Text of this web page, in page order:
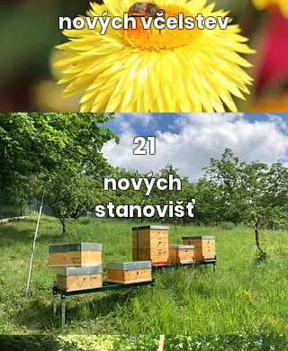
nových včelstev
21
nových
stanovišť